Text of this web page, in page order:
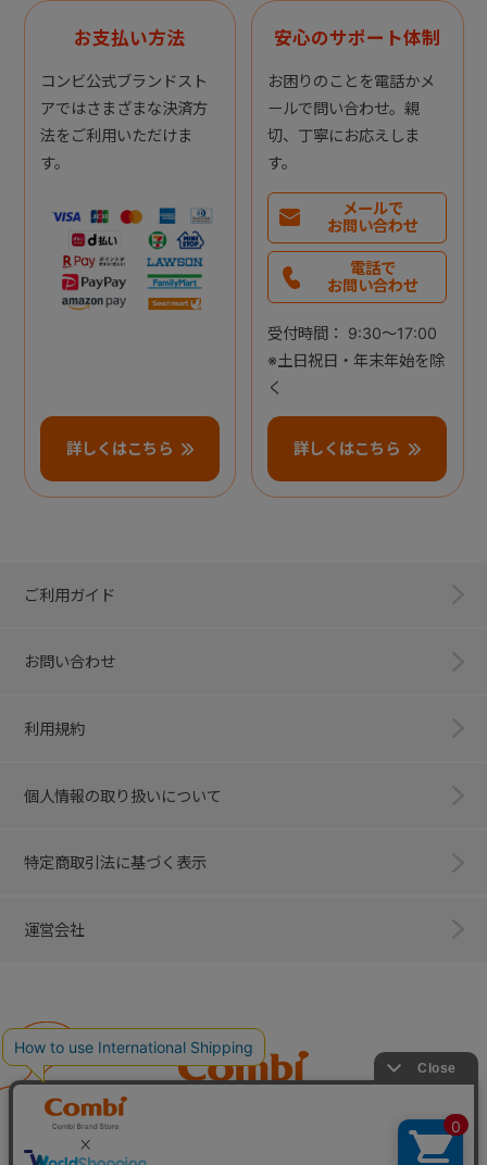
お支払い方法
コンビ公式ブランドスト
アではさまざまな決済方
法をご利用いただけま
す。
詳しくはこちら
安心のサポート体制
お困りのことを電話かメ
ールで問い合わせ。親
切、丁寧にお応えしま
す。
メールで
お問い合わせ
電話で
お問い合わせ
受付時間： 9:30～17:00
※土日祝日・年末年始を除
く
詳しくはこちら
ご利用ガイド
お問い合わせ
利用規約
個人情報の取り扱いについて
特定商取引法に基づく表示
運営会社